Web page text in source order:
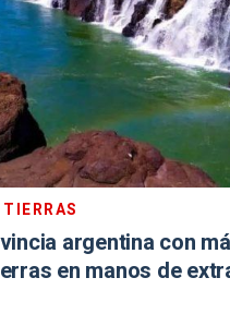
argentina con
en manos de